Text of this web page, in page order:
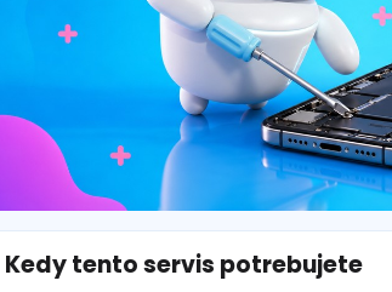
Kedy tento servis potrebujete